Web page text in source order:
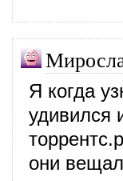
Я когда
удивился
они